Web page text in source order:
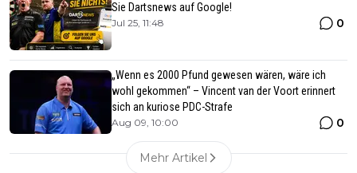
Sie Dartsnews auf Google!
Jul 25, 11:48 0
„Wenn es 2000 Pfund gewesen wären, wäre ich
wohl gekommen“ – Vincent van der Voort erinnert
sich an kuriose PDC-Strafe
Aug 09, 10:00 0
Mehr Artikel